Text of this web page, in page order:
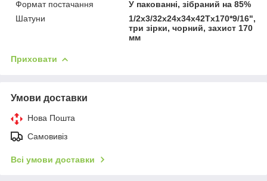
Формат постачання
У пакованні, зібраний на 85%
Шатуни
1/2х3/32х24х34х42Tх170*9/16",
три зірки, чорний, захист 170
мм
Приховати
Умови доставки
Нова Пошта
Самовивіз
Всі умови доставки